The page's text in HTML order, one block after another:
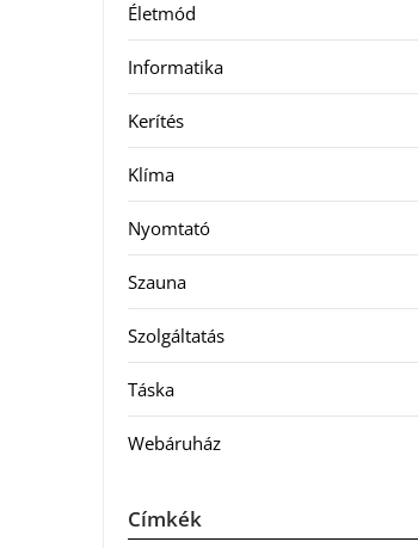
Életmód
Informatika
Kerítés
Klíma
Nyomtató
Szauna
Szolgáltatás
Táska
Webáruház
Címkék